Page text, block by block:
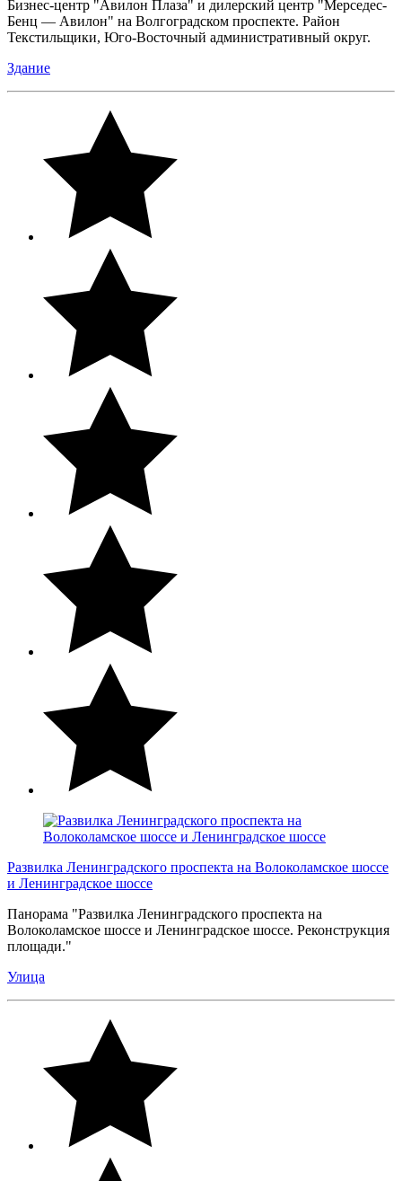
Бизнес-центр "Авилон Плаза" и дилерский центр "Мерседес-
Бенц — Авилон" на Волгоградском проспекте. Район
Текстильщики, Юго-Восточный административный округ.
Здание
Развилка Ленинградского проспекта на Волоколамское шоссе
и Ленинградское шоссе
Панорама "Развилка Ленинградского проспекта на
Волоколамское шоссе и Ленинградское шоссе. Реконструкция
площади."
Улица